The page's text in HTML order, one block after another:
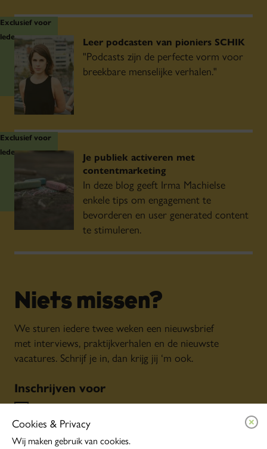
Cookies & Privacy
Wij maken gebruik van cookies.
Exclusief voor
leden
Leer podcasten van pioniers SCHIK
"Podcasts zijn de perfecte vorm voor
breekbare menselijke verhalen."
Exclusief voor
leden
Je publiek activeren met
contentmarketing
In deze blog geeft Irma Machielse
enkele tips om engagement te
bevorderen en user generated content
te stimuleren.
Niets missen?
We sturen iedere twee weken een nieuwsbrief
met interviews, praktijkverhalen en de nieuwste
vacatures. Schrijf je in, dan krijg jij ‘m ook.
Inschrijven voor
Persoonlijke tips o.b.v. jouw interesses
Event alerts